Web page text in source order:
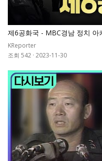
제6공화국 - MBC경남 정치
MBC 계열사 작품대회 금상 |
KReporter
조회 542 · 2023-11-30